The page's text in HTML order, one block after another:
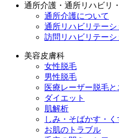
通所介護・通所リハビリ
通所介護について
通所リハビリテーシ
訪問リハビリテーシ
美容皮膚科
女性脱毛
男性脱毛
医療レーザー脱毛
ダイエット
肌解析
しみ・そばかす・く
お肌のトラブル